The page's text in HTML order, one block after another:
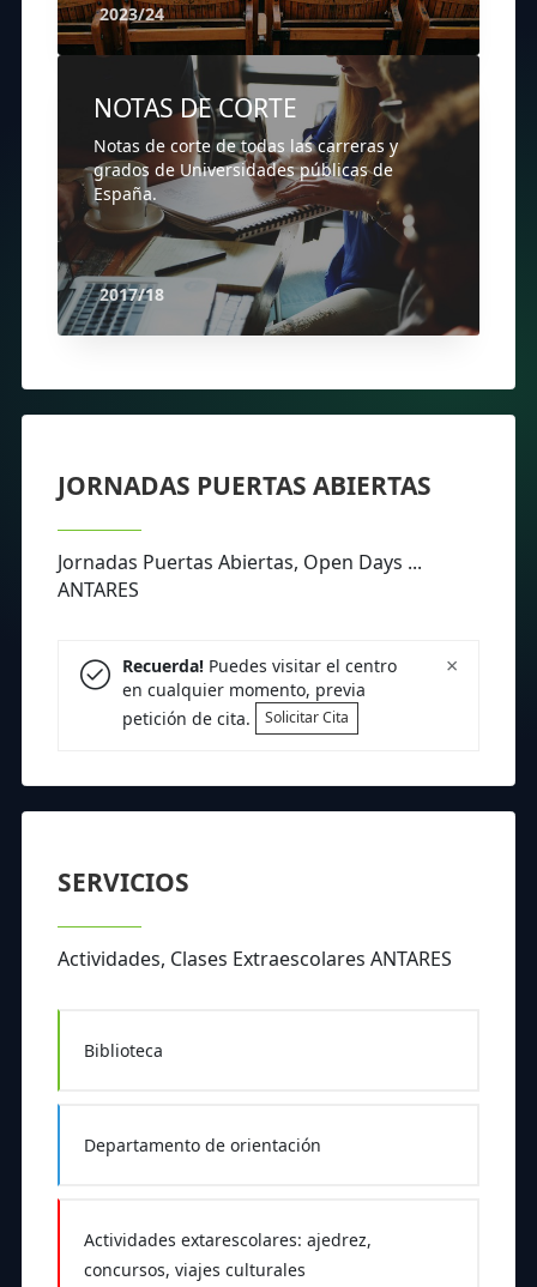
2023/24
NOTAS DE CORTE
Notas de corte de todas las carreras y
grados de Universidades públicas de
España.
2017/18
JORNADAS PUERTAS ABIERTAS
Jornadas Puertas Abiertas, Open Days ...
ANTARES
×
Recuerda!Puedes visitar el centro
en cualquier momento, previa
petición de cita.
Solicitar Cita
SERVICIOS
Actividades, Clases Extraescolares ANTARES
Biblioteca
Departamento de orientación
Actividades extarescolares: ajedrez,
concursos, viajes culturales